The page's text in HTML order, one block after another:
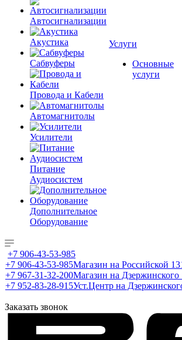
Автосигнализации
Акустика
Сабвуферы
Провода и Кабели
Автомагнитолы
Усилители
Питание
Аудиосистем
Дополнительное
Оборудование
Услуги
Основные
услуги
+7 906-43-53-985
+7 906-43-53-985Магазин на Российской
+7 967-31-32-200Магазин на Дзержинского
+7 952-83-28-915Уст.Центр на
Заказать звонок